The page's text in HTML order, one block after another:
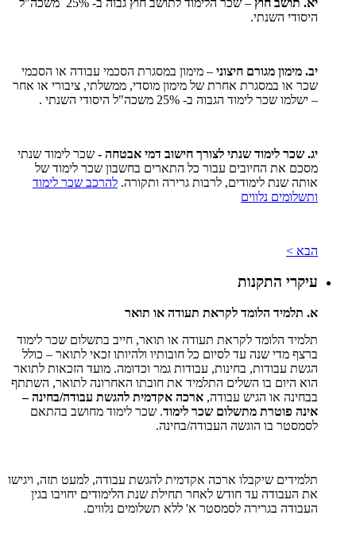
יא. תושב חוץ
– שכר הלימוד לתושב חוץ גבוה ב- 25% משכה"ל
היסודי השנתי.
יב. מימון מגורם חיצוני – מימון במסגרת הסכמי עבודה או הסכמי
שכר או במסגרת אחרת של מימון מוסדי, ממשלתי, ציבורי או אחר
– ישלמו שכר לימוד הגבוה ב- 25% משכה"ל היסודי השנתי .
יג. שכר לימוד שנתי לצורך חישוב דמי אבטחה - שכר לימוד שנתי
מסכם את החיובים עבור כל התארים בחשבון שכר לימוד של
אותה שנת לימודים, לרבות גרירה ותקורה. להרכב שכר לימוד
ותשלומים נלווים
הבא >
עיקרי התקנות
א. תלמיד הלומד לקראת תעודה או תואר
תלמיד הלומד לקראת תעודה או תואר, חייב בתשלום שכר לימוד
ברצף מדי שנה עד לסיום כל חובותיו ולהיותו זכאי לתואר – כולל
הגשת עבודות, בחינות, עבודות גמר וכדומה. מועד הזכאות לתואר
הוא היום בו השלים התלמיד את חובתו האחרונה לתואר, השתתף
בבחינה או הגיש עבודה, ארכה אקדמית להגשת עבודה/בחינה –
אינה פוטרת מתשלום שכר לימוד. שכר לימוד מחושב בהתאם
לסמסטר בו הוגשה העבודה/בחינה.
תלמידים שיקבלו ארכה אקדמית להגשת עבודה, למעט תזה, ויגישו
את העבודה עד חודש לאחר תחילת שנת הלימודים יחויבו בגין
העבודה בגרירה לסמסטר א' ללא תשלומים נלווים.